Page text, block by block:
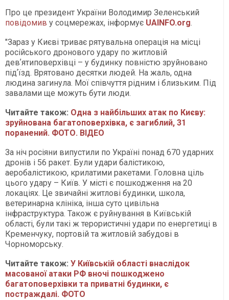
Про це президент України Володимир Зеленський
повідомив у соцмережах, інформує UAINFO.org.
"Зараз у Києві триває рятувальна операція на місці
російського дронового удару по житловій
девʼятиповерхівці – у будинку повністю зруйновано
підʼїзд. Врятовано десятки людей. На жаль, одна
людина загинула. Мої співчуття рідним і близьким. Під
завалами ще можуть бути люди.
Читайте також: Одна з найбільших атак по Києву:
зруйнована багатоповерхівка, є загиблий, 31
поранений. ФОТО. ВІДЕО
За ніч росіяни випустили по Україні понад 670 ударних
дронів і 56 ракет. Були удари балістикою,
аеробалістикою, крилатими ракетами. Головна ціль
цього удару – Київ. У місті є пошкодження на 20
локаціях. Це звичайні житлові будинки, школа,
ветеринарна клініка, інша суто цивільна
інфраструктура. Також є руйнування в Київській
області, були такі ж терористичні удари по енергетиці в
Кременчуку, портовій та житловій забудові в
Чорноморську.
Читайте також: У Київській області внаслідок
масованої атаки РФ вночі пошкоджено
багатоповерхівки та приватні будинки, є
постраждалі. ФОТО